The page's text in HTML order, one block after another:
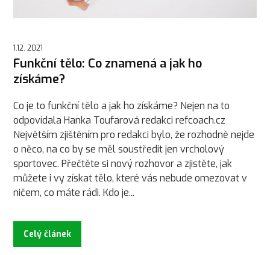
1.12. 2021
Funkční tělo: Co znamená a jak ho
získáme?
Co je to funkční tělo a jak ho získáme? Nejen na to
odpovídala Hanka Toufarová redakci refcoach.cz
Největším zjištěním pro redakci bylo, že rozhodně nejde
o něco, na co by se měl soustředit jen vrcholový
sportovec. Přečtěte si nový rozhovor a zjistěte, jak
můžete i vy získat tělo, které vás nebude omezovat v
ničem, co máte rádi. Kdo je...
Celý článek